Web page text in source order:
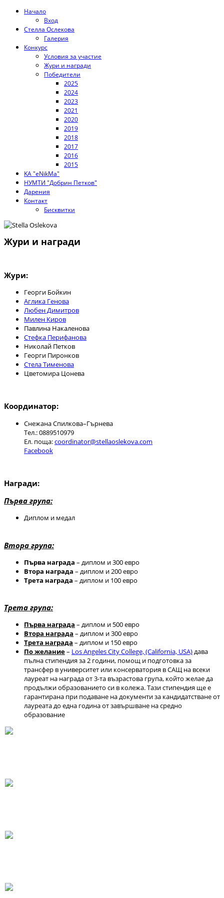
Начало
Вход
Стелла Ослекова
Галерия
Конкурс
Условия за участие
Жури и награди
Победители
2025
2024
2023
2021
2020
2019
2018
2017
2016
2015
KA "eNikMa"
НУМТИ "Добрин Петков"
Дарения
Контакт
Бисквитки
Жури и награди
Жури:
Георги Бойкин
Аглика Генова
Любен Димитров
Милен Киров
Павлина Накаленова
Стефка Перифанова
Николай Петков
Георги Пиронков
Стела Тименова
Цветомира Цонева
Координатор:
Снежана Спилкова–Гърнева
Тел.: 0889510979
Ел. поща:
Facebook
Награди:
Първа група:
Диплом и медал
Втора група:
Първа награда – диплом и 300 евро
Втора награда – диплом и 200 евро
Трета награда – диплом и 100 евро
Трета група:
Първа награда – диплом и 500 евро
Втора награда – диплом и 300 евро
Трета награда – диплом и 150 евро
По желание– Los Angeles City College, (California, USA)дава
пълна стипендия за 2 години, помощ и подготовка за
трансфер в университет или консерватория в САЩ на всеки
лауреат на награда от 3-та възрастова група, който желае да
продължи образованието си в колежа. Тази стипендия ще е
гарантирана при подаване на документи за кандидатстване от
лауреата до една година от завършване на средно
образование